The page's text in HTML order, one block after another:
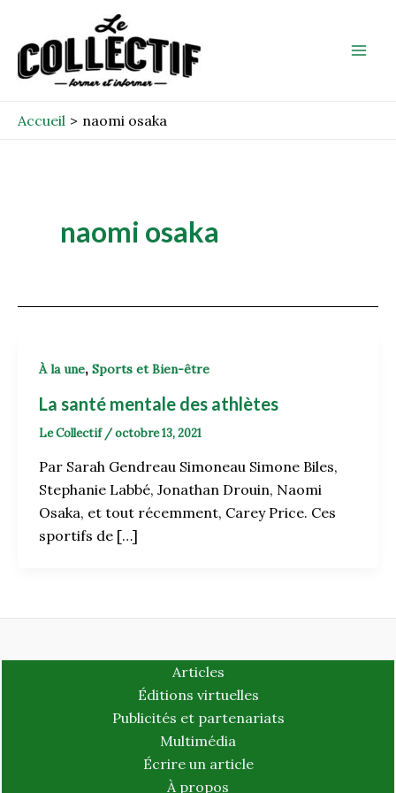
contenu
Accueil naomi osaka
naomi osaka
À la une, Sports et Bien-être
La santé mentale des athlètes
Le Collectif /octobre 13, 2021
Par Sarah Gendreau Simoneau Simone Biles,
Stephanie Labbé, Jonathan Drouin, Naomi
Osaka, et tout récemment, Carey Price. Ces
sportifs de […]
Articles
Éditions virtuelles
Publicités et partenariats
Multimédia
Écrire un article
À propos